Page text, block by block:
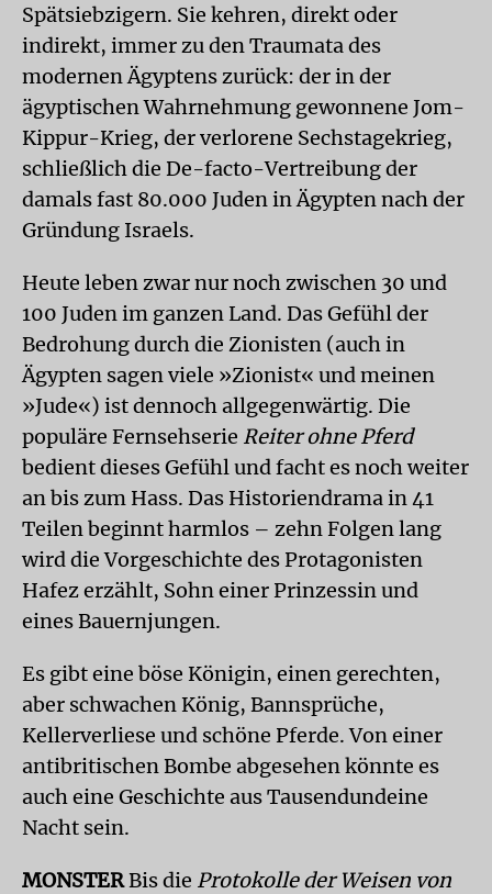
Spätsiebzigern. Sie kehren, direkt oder
indirekt, immer zu den Traumata des
modernen Ägyptens zurück: der in der
ägyptischen Wahrnehmung gewonnene Jom-
Kippur-Krieg, der verlorene Sechstagekrieg,
schließlich die De-facto-Vertreibung der
damals fast 80.000 Juden in Ägypten nach der
Gründung Israels.
Heute leben zwar nur noch zwischen 30 und
100 Juden im ganzen Land. Das Gefühl der
Bedrohung durch die Zionisten (auch in
Ägypten sagen viele »Zionist« und meinen
»Jude«) ist dennoch allgegenwärtig. Die
populäre Fernsehserie Reiter ohne Pferd
bedient dieses Gefühl und facht es noch weiter
an bis zum Hass. Das Historiendrama in 41
Teilen beginnt harmlos – zehn Folgen lang
wird die Vorgeschichte des Protagonisten
Hafez erzählt, Sohn einer Prinzessin und
eines Bauernjungen.
Es gibt eine böse Königin, einen gerechten,
aber schwachen König, Bannsprüche,
Kellerverliese und schöne Pferde. Von einer
antibritischen Bombe abgesehen könnte es
auch eine Geschichte aus Tausendundeine
Nacht sein.
MONSTERBis die Protokolle der Weisen von